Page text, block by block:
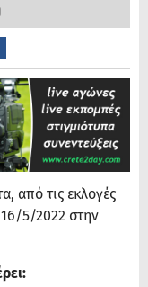
από τις εκλογές
5/2022 στην